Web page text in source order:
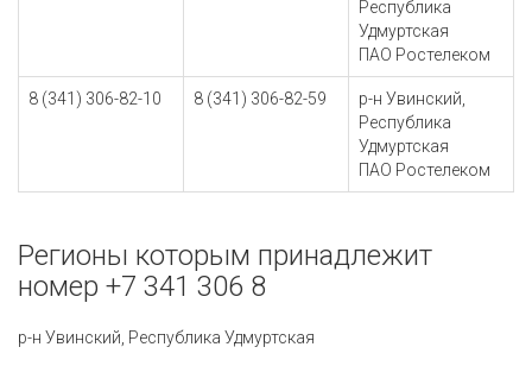
Республика
Удмуртская
ПАО Ростелеком
8 (341) 306-82-10 8 (341) 306-82-59
р-н Увинский,
Республика
Удмуртская
ПАО Ростелеком
Регионы которым принадлежит
номер +7 341 306 8
р-н Увинский, Республика Удмуртская